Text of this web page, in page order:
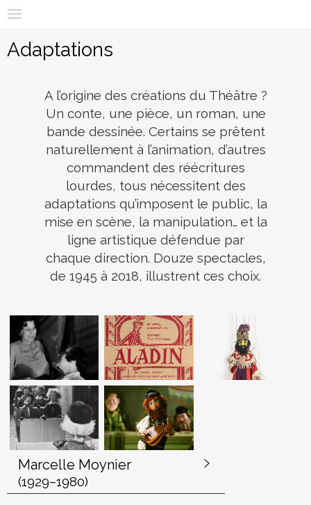
Aller
contenu
principal
E
p
r
d
e
m
a
r
o
m
Adaptations
A l’origine des créations du Théâtre ?
Un conte, une pièce, un roman, une
bande dessinée. Certains se prêtent
naturellement à l’animation, d’autres
commandent des réécritures
lourdes, tous nécessitent des
adaptations qu’imposent le public, la
mise en scène, la manipulation… et la
ligne artistique défendue par
chaque direction. Douze spectacles,
de 1945 à 2018, illustrent ces choix.
Marcelle Moynier
(1929–1980)